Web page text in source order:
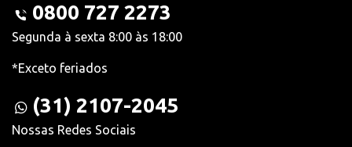
0800 727 2273
Segunda à sexta 8:00 às 18:00
*Exceto feriados
(31) 2107-2045
Nossas Redes Sociais